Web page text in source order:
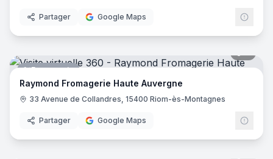
Partager Google Maps
Fromagerie
Raymond Fromagerie Haute Auvergne
33 Avenue de Collandres, 15400 Riom-ès-Montagnes
Partager Google Maps